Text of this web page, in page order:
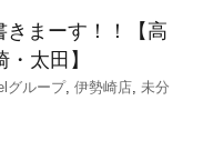
きまーす！！【高
太田】
グループ, 伊勢崎店, 未分